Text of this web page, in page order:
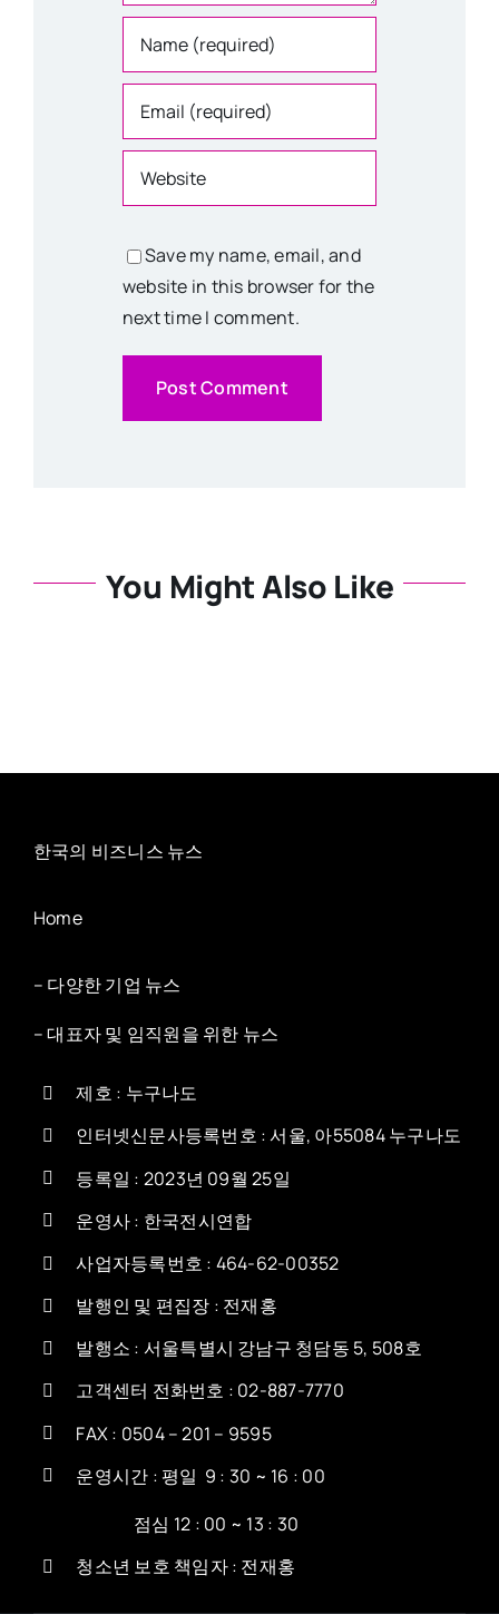
Save my name, email, and
website in this browser for the
next time I comment.
You Might Also Like
한국의 비즈니스 뉴스
Home
– 다양한 기업 뉴스
– 대표자 및 임직원을 위한 뉴스
제호 : 누구나도
인터넷신문사등록번호 : 서울, 아55084 누구나도
등록일 : 2023년 09월 25일
운영사 : 한국전시연합
사업자등록번호 : 464-62-00352
발행인 및 편집장 : 전재홍
발행소 : 서울특별시 강남구 청담동 5, 508호
고객센터 전화번호 : 02-887-7770
FAX : 0504 – 201 – 9595
운영시간 : 평일 9 : 30 ~ 16 : 00
점심 12 : 00 ~ 13 : 30
청소년 보호 책임자 : 전재홍